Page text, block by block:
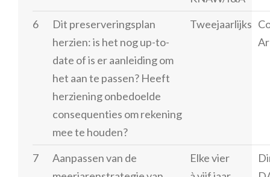
6
Dit preserveringsplan
herzien: is het nog up-to-
date of is er aanleiding om
het aan te passen? Heeft
herziening onbedoelde
consequenties om rekening
mee te houden?
Tweejaarlijks
7
Aanpassen van de
Elke vier